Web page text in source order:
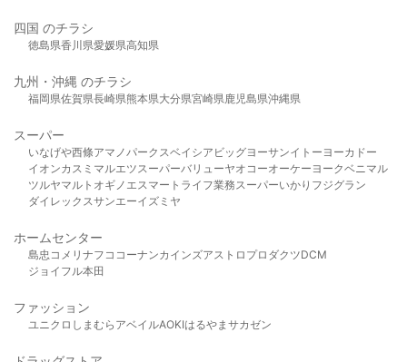
四国 のチラシ
徳島県香川県愛媛県高知県
九州・沖縄 のチラシ
福岡県佐賀県長崎県熊本県大分県宮崎県鹿児島県沖縄県
スーパー
いなげや西條アマノパークスベイシア ビッグヨーサンイトーヨーカドー
イオンカスミ マルエツスーパーバリューヤオコーオーケー ヨークベニマル
ツルヤマルト オギノ エスマート ライフ業務スーパーいかり フジグラン
ダイレックスサンエーイズミヤ
ホームセンター
島忠 コメリ ナフコ コーナンカインズアストロプロダクツDCM
ジョイフル本田
ファッション
ユニクロ しまむら アベイルAOKIはるやま サカゼン